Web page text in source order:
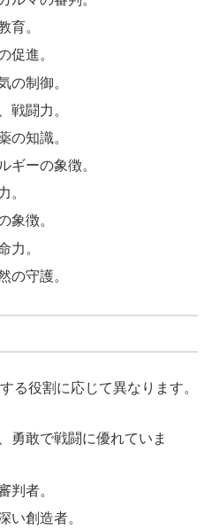
育。
促進。
の制御。
戦闘力。
の知識。
ギーの象徴。
。
象徴。
力。
の守護。
る役割に応じて異なります。
勇敢で戦闘に優れていま
判者。
い創造者。